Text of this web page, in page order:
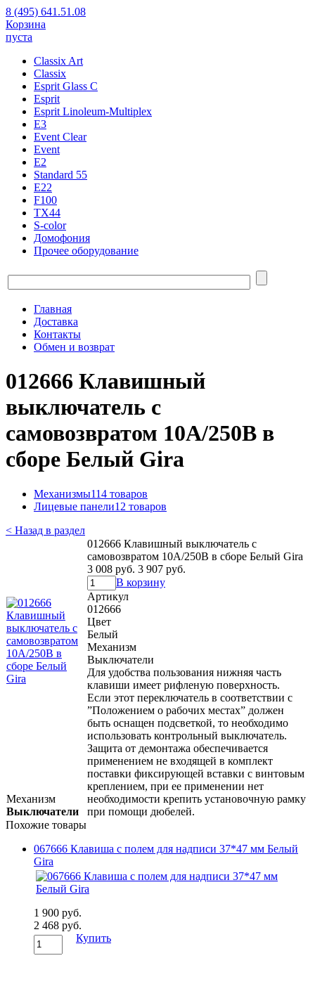
8 (495) 641.51.08
Корзина
пуста
Classix Art
Classix
Esprit Glass C
Esprit
Esprit Linoleum-Multiplex
E3
Event Clear
Event
E2
Standard 55
E22
F100
TX44
S-color
Домофония
Прочее оборудование
Главная
Доставка
Контакты
Обмен и возврат
012666 Клавишный
выключатель с
самовозвратом 10А/250В в
сборе Белый Gira
Механизмы114 товаров
Лицевые панели12 товаров
< Назад в раздел
012666 Клавишный выключатель с
самовозвратом 10А/250В в сборе Белый Gira
3 008 руб. 3 907 руб.
В корзину
Артикул
012666
Цвет
Белый
Механизм
Выключатели
Для удобства пользования нижняя часть
клавиши имеет рифленую поверхность.
Если этот переключатель в соответствии с
”Положением о рабочих местах” должен
быть оснащен подсветкой, то необходимо
использовать контрольный выключатель.
Защита от демонтажа обеспечивается
применением не входящей в комплект
поставки фиксирующей вставки с винтовым
креплением, при ее применении нет
необходимости крепить установочную рамку
при помощи дюбелей.
Механизм
Выключатели
Похожие товары
067666 Клавиша с полем для надписи 37*47 мм Белый
Gira
1 900 руб.
2 468 руб.
Купить